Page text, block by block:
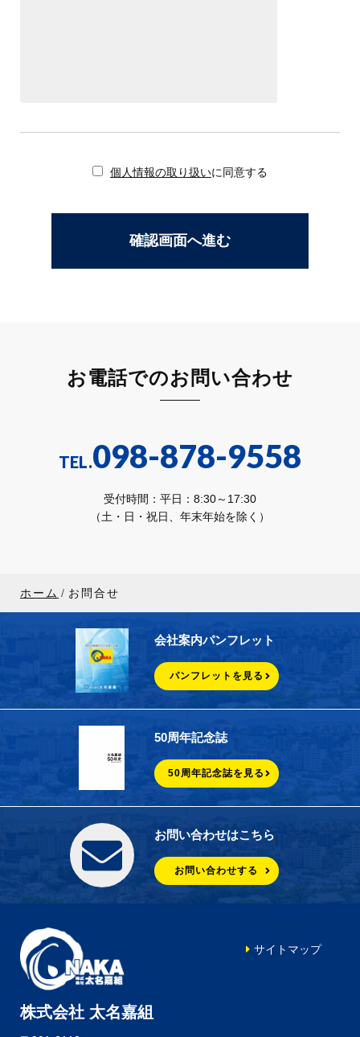
個人情報の取り扱いに同意する
お電話でのお問い合わせ
TEL.098-878-9558
受付時間：平日：8:30～17:30
（土・日・祝日、年末年始を除く）
ホーム お問合せ
会社案内パンフレット
パンフレットを見る
50周年記念誌
50周年記念誌を見る
お問い合わせはこちら
お問い合わせする
株式会社 太名嘉組
サイトマップ